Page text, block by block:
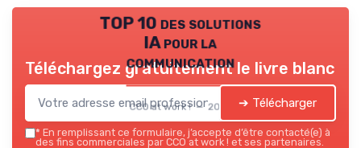
TOP 10 des solutions
IA pour la
communication
CCO at work ! — 2026
Téléchargez gratuitement le livre blanc
➔ Télécharger
* En remplissant ce formulaire, j’accepte d’être contacté(e) à
des fins commerciales par CCO at work ! et ses partenaires.